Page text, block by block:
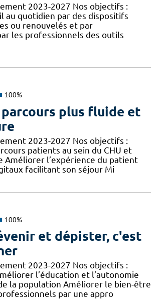
2023-2027 Nos objectifs :
au quotidien par des dispositifs
ou renouvelés et par
les professionnels des outils
100%
parcours plus fluide et
2023-2027 Nos objectifs :
patients au sein du CHU et
Améliorer l’expérience du patient
facilitant son séjour Mi
100%
et dépister, c'est
2023-2027 Nos objectifs :
l’éducation et l’autonomie
la population Améliorer le bien-être
par une appro